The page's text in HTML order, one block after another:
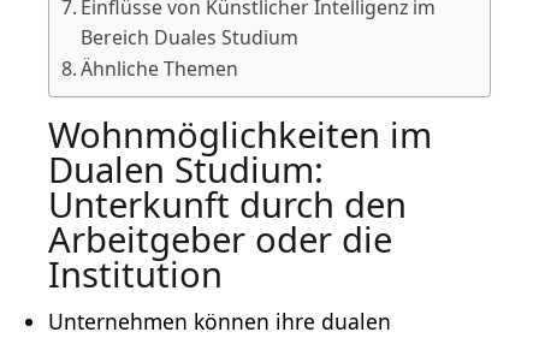
Einflüsse von Künstlicher Intelligenz im
Bereich Duales Studium
Ähnliche Themen
Wohnmöglichkeiten im
Dualen Studium:
Unterkunft durch den
Arbeitgeber oder die
Institution
Unternehmen können ihre dualen